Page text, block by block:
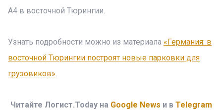
A4 в восточной Тюрингии.
Узнать подробности можно из материала «Германия: в
восточной Тюрингии построят новые парковки для
грузовиков».
Читайте Логист.Today на Google News и в Telegram